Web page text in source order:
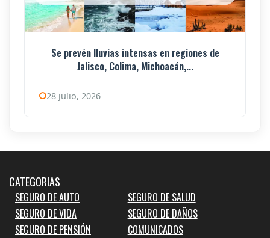
Se prevén lluvias intensas en regiones de
Jalisco, Colima, Michoacán,...
28 julio, 2026
CATEGORIAS
SEGURO DE AUTO
SEGURO DE SALUD
SEGURO DE VIDA
SEGURO DE DAÑOS
SEGURO DE PENSIÓN
COMUNICADOS